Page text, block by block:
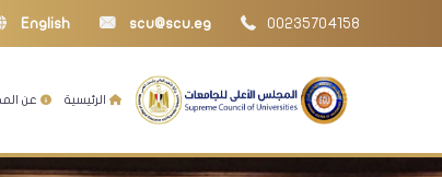
00235704158
scu@scu.eg
English
الرئيسية عن